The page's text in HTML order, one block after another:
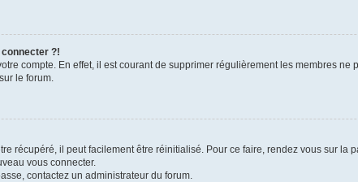
?!
compte. En effet, il est courant de supprimer régulièrement les membres
le forum.
récupéré, il peut facilement être réinitialisé. Pour ce faire, rendez vous sur la
vous connecter.
contactez un administrateur du forum.